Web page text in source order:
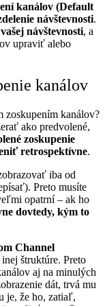
kanálov (Default
návštevnosti.
návštevnosti, a
upraviť alebo
kanálov
zoskupením kanálov?
ako predvolené,
zoskupenie
retrospektívne.
iba od
Preto musíte
opatrní – ak ho
dovtedy, kým to
Channel
štruktúre. Preto
aj na minulých
dát, trvá mu
je, že ho, zatiaľ,